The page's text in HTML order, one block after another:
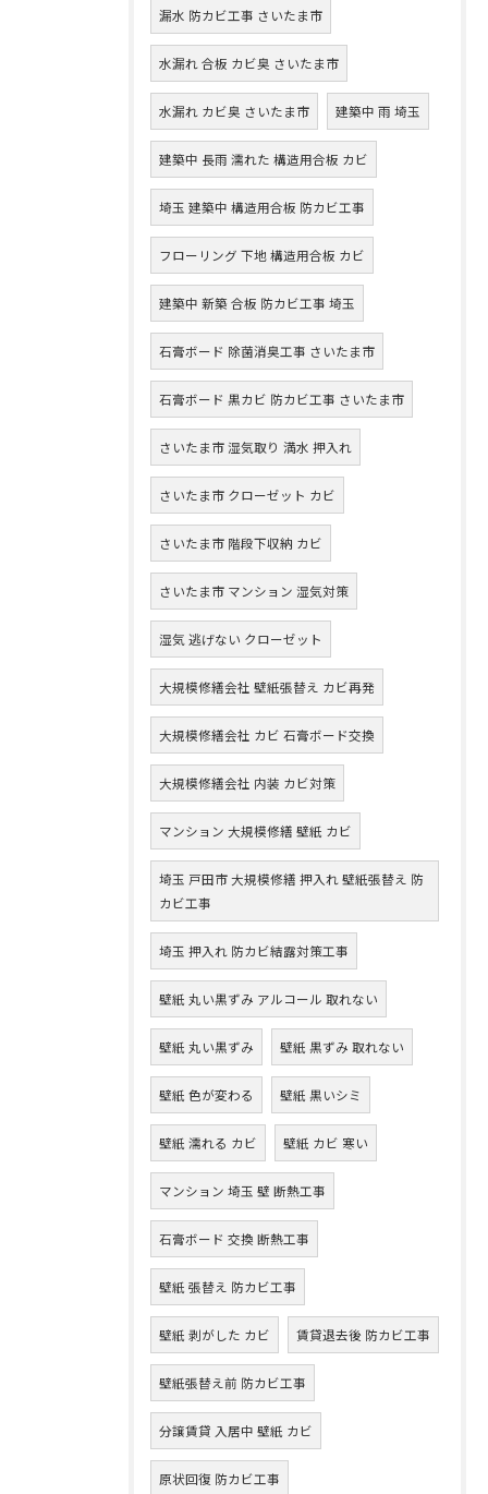
漏水 防カビ工事 さいたま市
水漏れ 合板 カビ臭 さいたま市
水漏れ カビ臭 さいたま市 建築中 雨 埼玉
建築中 長雨 濡れた 構造用合板 カビ
埼玉 建築中 構造用合板 防カビ工事
フローリング 下地 構造用合板 カビ
建築中 新築 合板 防カビ工事 埼玉
石膏ボード 除菌消臭工事 さいたま市
石膏ボード 黒カビ 防カビ工事 さいたま市
さいたま市 湿気取り 満水 押入れ
さいたま市 クローゼット カビ
さいたま市 階段下収納 カビ
さいたま市 マンション 湿気対策
湿気 逃げない クローゼット
大規模修繕会社 壁紙張替え カビ再発
大規模修繕会社 カビ 石膏ボード交換
大規模修繕会社 内装 カビ対策
マンション 大規模修繕 壁紙 カビ
埼玉 戸田市 大規模修繕 押入れ 壁紙張替え 防
カビ工事
埼玉 押入れ 防カビ結露対策工事
壁紙 丸い黒ずみ アルコール 取れない
壁紙 丸い黒ずみ 壁紙 黒ずみ 取れない
壁紙 色が変わる 壁紙 黒いシミ
壁紙 濡れる カビ 壁紙 カビ 寒い
マンション 埼玉 壁 断熱工事
石膏ボード 交換 断熱工事
壁紙 張替え 防カビ工事
壁紙 剥がした カビ 賃貸退去後 防カビ工事
壁紙張替え前 防カビ工事
分譲賃貸 入居中 壁紙 カビ
原状回復 防カビ工事